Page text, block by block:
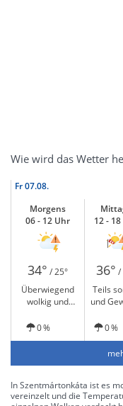
Wie wird das Wetter
Fr07.08.
Morgens
06 - 12 Uhr
12 -
34° / 25° 36° /
Überwiegend
wolkig und
Teils
und
0 %
0 %
In Szentmártonkáta ist es
vereinzelt und die